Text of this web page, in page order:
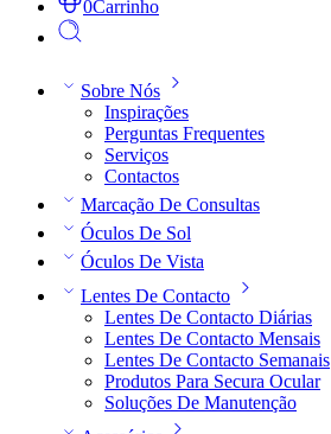
0Carrinho
Sobre Nós
Inspirações
Perguntas Frequentes
Serviços
Contactos
Marcação De Consultas
Óculos De Sol
Óculos De Vista
Lentes De Contacto
Lentes De Contacto Diárias
Lentes De Contacto Mensais
Lentes De Contacto Semanais
Produtos Para Secura Ocular
Soluções De Manutenção